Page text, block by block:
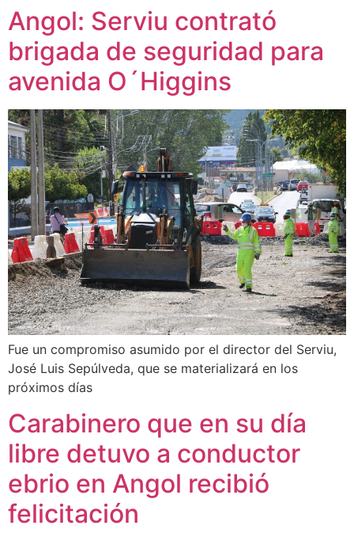
Angol: Serviu contrató
brigada de seguridad para
avenida O´Higgins
Fue un compromiso asumido por el director del Serviu,
José Luis Sepúlveda, que se materializará en los
próximos días
Carabinero que en su día
libre detuvo a conductor
ebrio en Angol recibió
felicitación